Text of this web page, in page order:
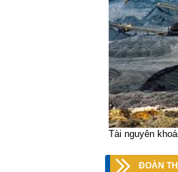
Tài nguyên
ĐOÀN